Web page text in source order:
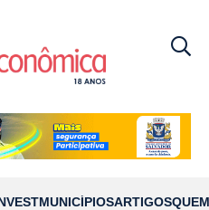
MUNICÍPIOSARTIGOS